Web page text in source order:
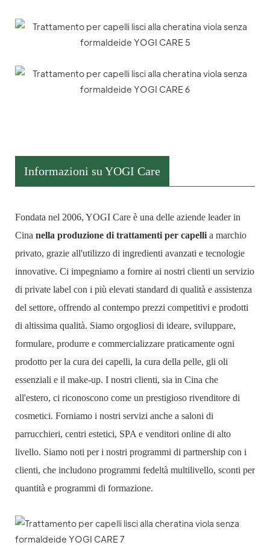
Informazioni su YOGI Care
Fondata nel 2006, YOGI Care è una delle aziende leader in
Cina nella produzione di trattamenti per capellia marchio
privato, grazie all'utilizzo di ingredienti avanzati e tecnologie
innovative. Ci impegniamo a fornire ai nostri clienti un servizio
di private label con i più elevati standard di qualità e assistenza
del settore, offrendo al contempo prezzi competitivi e prodotti
di altissima qualità. Siamo orgogliosi di ideare, sviluppare,
formulare, produrre e commercializzare praticamente ogni
prodotto per la cura dei capelli, la cura della pelle, gli oli
essenziali e il make-up. I nostri clienti, sia in Cina che
all'estero, ci riconoscono come un prestigioso rivenditore di
cosmetici. Forniamo i nostri servizi anche a saloni di
parrucchieri, centri estetici, SPA e venditori online di alto
livello. Siamo noti per i nostri programmi di partnership con i
clienti, che includono programmi fedeltà multilivello, sconti per
quantità e programmi di formazione.